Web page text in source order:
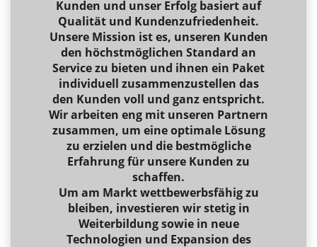
Kunden und unser Erfolg basiert auf
Qualität und Kundenzufriedenheit.
Unsere Mission ist es, unseren Kunden
den höchstmöglichen Standard an
Service zu bieten und ihnen ein Paket
individuell zusammenzustellen das
den Kunden voll und ganz entspricht.
Wir arbeiten eng mit unseren Partnern
zusammen, um eine optimale Lösung
zu erzielen und die bestmögliche
Erfahrung für unsere Kunden zu
schaffen.
Um am Markt wettbewerbsfähig zu
bleiben, investieren wir stetig in
Weiterbildung sowie in neue
Technologien und Expansion des